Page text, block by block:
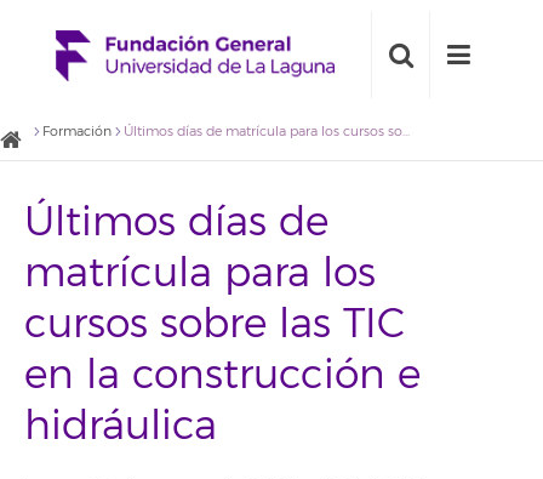
Formación Últimos días de matrícula para los cursos sobre las TIC en la construcción e hidráulica
Últimos días de
matrícula para los
cursos sobre las TIC
en la construcción e
hidráulica